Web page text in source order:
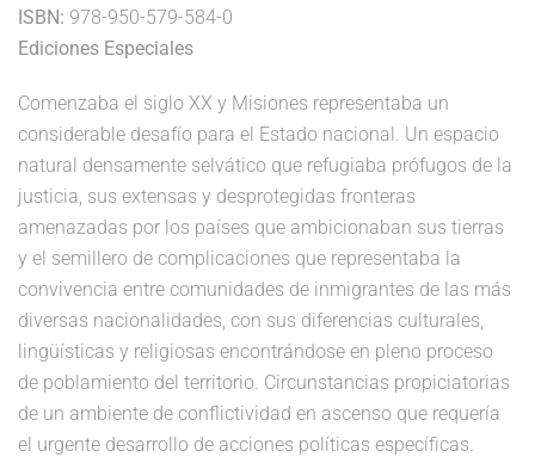
ISBN: 978-950-579-584-0
Ediciones Especiales
Comenzaba el siglo XX y Misiones representaba un
considerable desafío para el Estado nacional. Un espacio
natural densamente selvático que refugiaba prófugos de la
justicia, sus extensas y desprotegidas fronteras
amenazadas por los países que ambicionaban sus tierras
y el semillero de complicaciones que representaba la
convivencia entre comunidades de inmigrantes de las más
diversas nacionalidades, con sus diferencias culturales,
lingüísticas y religiosas encontrándose en pleno proceso
de poblamiento del territorio. Circunstancias propiciatorias
de un ambiente de conflictividad en ascenso que requería
el urgente desarrollo de acciones políticas específicas.